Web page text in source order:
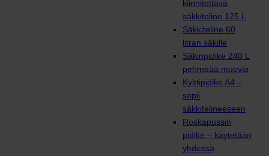
kiinnitettävä
säkkiteline 125 L
Säkkiteline 60
litran säkille
Säkinpidike 240 L
pehmeää muovia
Kylttipidike A4 –
sopii
säkkitelineeseen
Roskapussin
pidike – käytetään
yhdessä